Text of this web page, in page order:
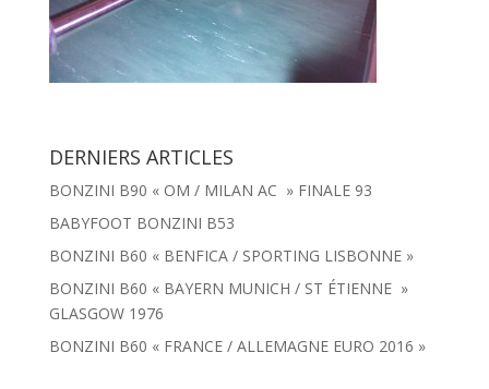
DERNIERS ARTICLES
BONZINI B90 « OM / MILAN AC » FINALE 93
BABYFOOT BONZINI B53
BONZINI B60 « BENFICA / SPORTING LISBONNE »
BONZINI B60 « BAYERN MUNICH / ST ÉTIENNE »
GLASGOW 1976
BONZINI B60 « FRANCE / ALLEMAGNE EURO 2016 »